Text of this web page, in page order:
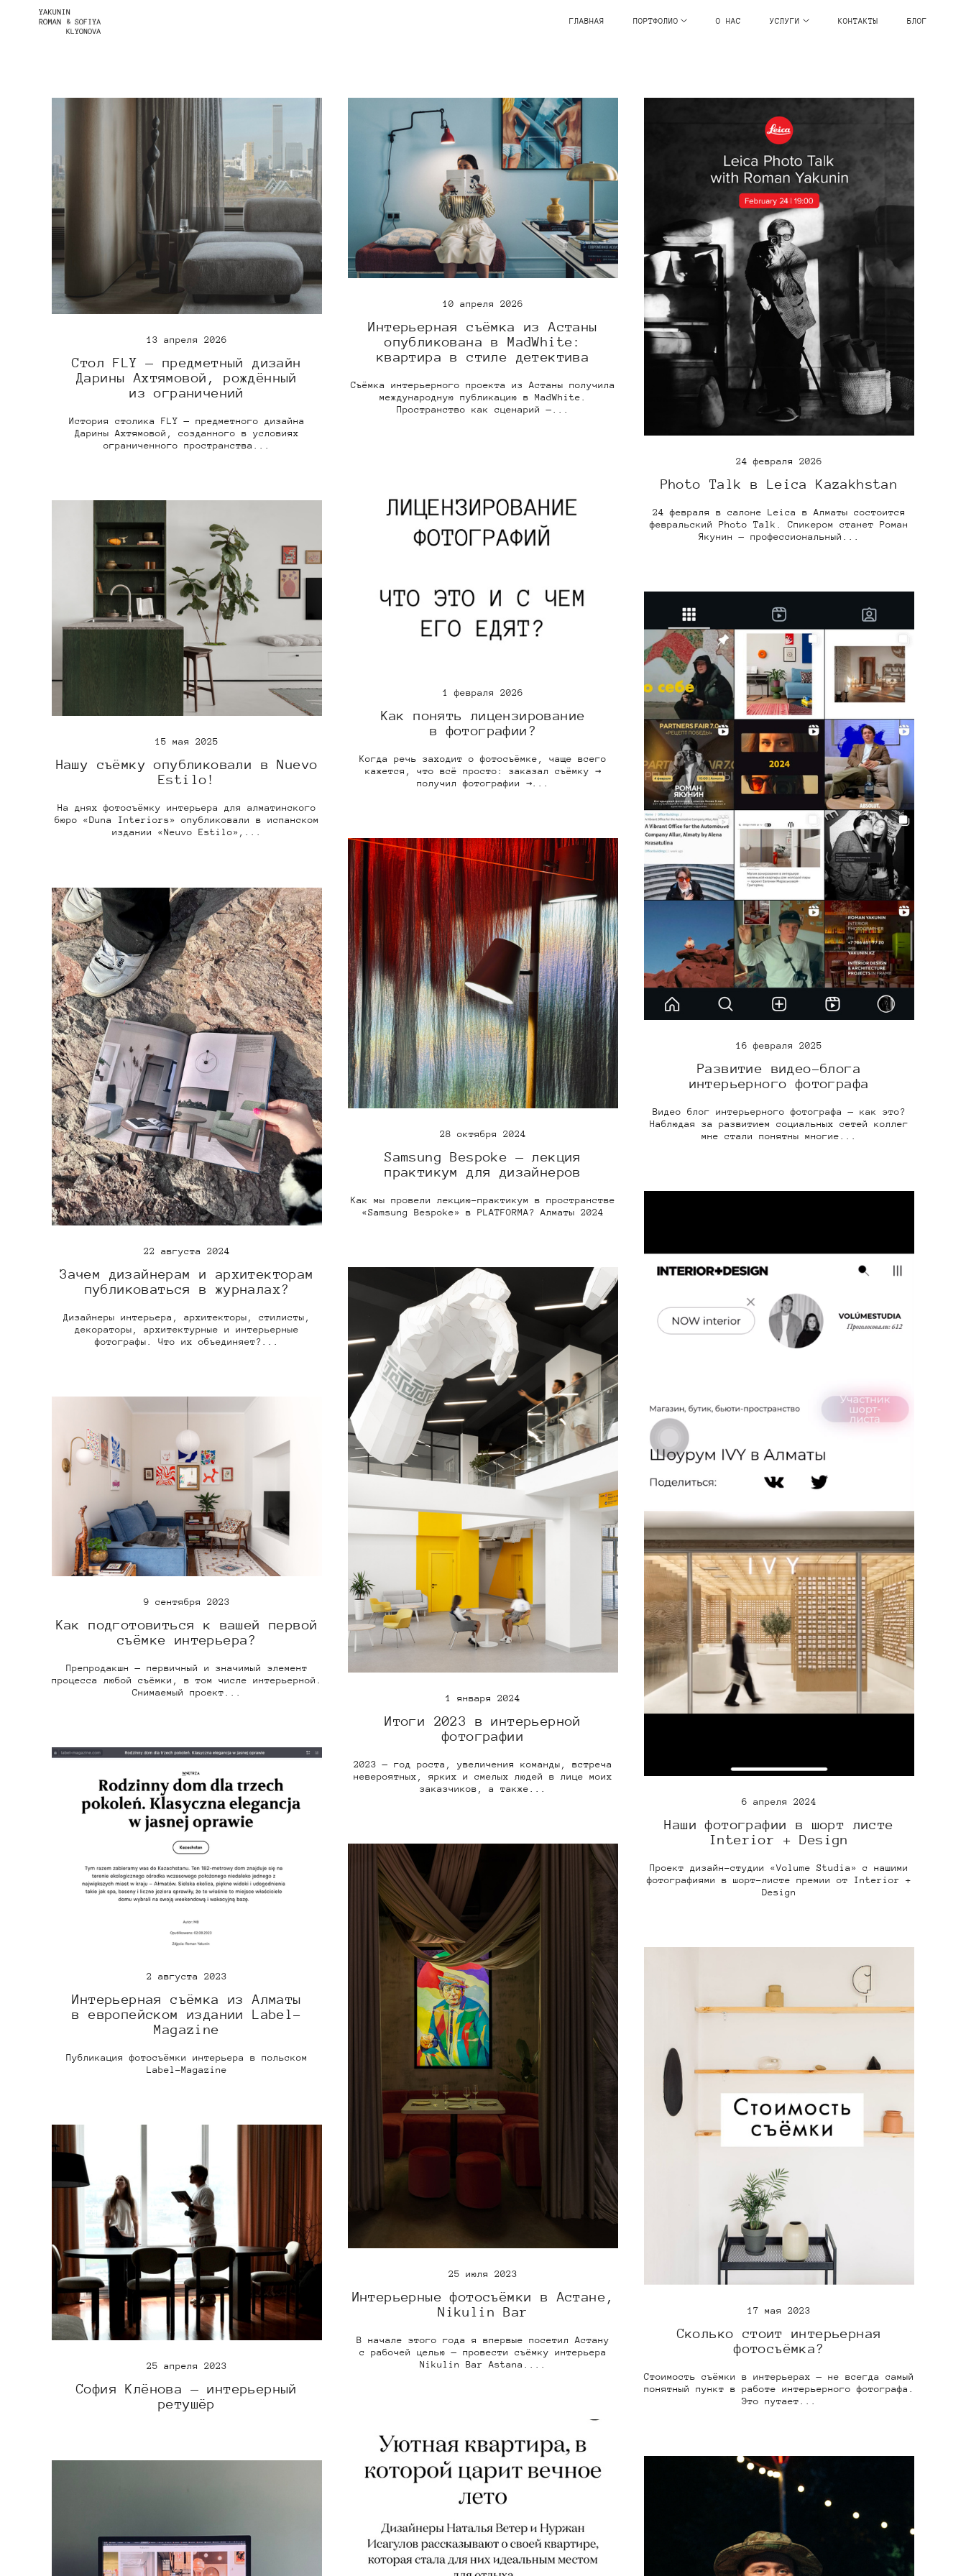
ГЛАВНАЯ ПОРТФОЛИО О НАС УСЛУГИ КОНТАКТЫ БЛОГ
13 апреля 2026
Стол FLY — предметный дизайн
Дарины Ахтямовой, рождённый
из ограничений
История столика FLY — предметного дизайна
Дарины Ахтямовой, созданного в условиях
ограниченного пространства...
10 апреля 2026
Интерьерная съёмка из Астаны
опубликована в MadWhite:
квартира в стиле детектива
Съёмка интерьерного проекта из Астаны получила
международную публикацию в MadWhite.
Пространство как сценарий —...
24 февраля 2026
Photo Talk в Leica Kazakhstan
24 февраля в салоне Leica в Алматы состоится
февральский Photo Talk. Спикером станет Роман
Якунин — профессиональный...
1 февраля 2026
Как понять лицензирование
в фотографии?
Когда речь заходит о фотосъёмке, чаще всего
кажется, что всё просто: заказал съёмку →
получил фотографии →...
15 мая 2025
Нашу съёмку опубликовали в Nuevo
Estilo!
На днях фотосъёмку интерьера для алматинского
бюро «Duna Interiors» опубликовали в испанском
издании «Neuvo Estilo»,...
16 февраля 2025
Развитие видео-блога
интерьерного фотографа
Видео блог интерьерного фотографа — как это?
Наблюдая за развитием социальных сетей коллег
мне стали понятны многие...
28 октября 2024
Samsung Bespoke — лекция
практикум для дизайнеров
Как мы провели лекцию-практикум в пространстве
«Samsung Bespoke» в PLATFORMA? Алматы 2024
22 августа 2024
Зачем дизайнерам и архитекторам
публиковаться в журналах?
Дизайнеры интерьера, архитекторы, стилисты,
декораторы, архитектурные и интерьерные
фотографы. Что их объединяет?...
6 апреля 2024
Наши фотографии в шорт листе
Interior + Design
Проект дизайн-студии «Volume Studia» с нашими
фотографиями в шорт-листе премии от Interior +
Design
1 января 2024
Итоги 2023 в интерьерной
фотографии
2023 — год роста, увеличения команды, встреча
невероятных, ярких и смелых людей в лице моих
заказчиков, а также...
9 сентября 2023
Как подготовиться к вашей первой
съёмке интерьера?
Препродакшн — первичный и значимый элемент
процесса любой съёмки, в том числе интерьерной.
Снимаемый проект...
2 августа 2023
Интерьерная съёмка из Алматы
в европейском издании Label-
Magazine
Публикация фотосъёмки интерьера в польском
Label-Magazine
25 июля 2023
Интерьерные фотосъёмки в Астане,
Nikulin Bar
В начале этого года я впервые посетил Астану
с рабочей целью — провести съёмку интерьера
Nikulin Bar Astana....
17 мая 2023
Сколько стоит интерьерная
фотосъёмка?
Стоимость съёмки в интерьерах — не всегда самый
понятный пункт в работе интерьерного фотографа.
Это путает...
25 апреля 2023
София Клёнова — интерьерный
ретушёр